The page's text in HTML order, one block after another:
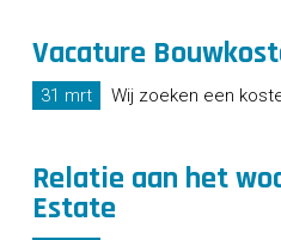
Vacature
31 mrt Wij zoeken een
Relatie aan het
Estate